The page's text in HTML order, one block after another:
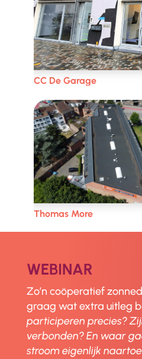
CC De Garage
Thomas More
WEBINAR
Zo’n coöperatief
graag wat extra uitleg
participeren precies?
verbonden? En waar
stroom eigenlijk